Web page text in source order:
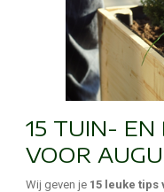
15 TUIN- EN
VOOR
Wij geven je 15 leuke tips